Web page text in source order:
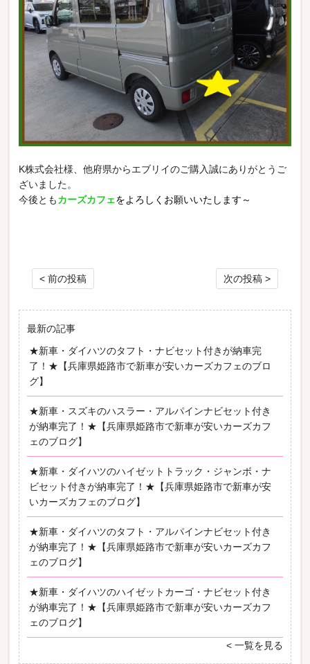
K株式会社様、他府県からエブリイのご購入誠にありがとうご
ざいました。
今後ともカーズカフェをよろしくお願いいたします～
投稿ナビゲーション
< 前の投稿 次の投稿 >
最新の記事
★新車・ダイハツのタフト・ナビセット付きが納車完
了！★【兵庫県姫路市で新車が安いカーズカフェのブロ
グ】
★新車・スズキのハスラー・アルパインナビセット付き
が納車完了！★【兵庫県姫路市で新車が安いカーズカフ
ェのブログ】
★新車・ダイハツのハイゼットトラック・ジャンボ・ナ
ビセット付きが納車完了！★【兵庫県姫路市で新車が安
いカーズカフェのブログ】
★新車・ダイハツのタフト・アルパインナビセット付き
が納車完了！★【兵庫県姫路市で新車が安いカーズカフ
ェのブログ】
★新車・ダイハツのハイゼットカーゴ・ナビセット付き
が納車完了！★【兵庫県姫路市で新車が安いカーズカフ
ェのブログ】
< 一覧を見る